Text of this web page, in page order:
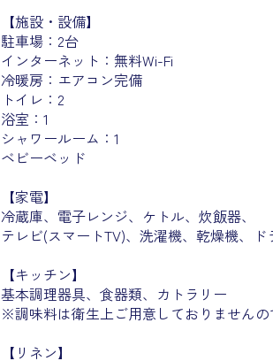
【施設・設備】
駐車場：2台
インターネット：無料Wi-Fi
冷暖房：エアコン完備
トイレ：2
浴室：1
シャワールーム：1
ベビーベッド
【家電】
冷蔵庫、電子レンジ、ケトル、炊飯器、
テレビ(スマートTV)、洗濯機、乾燥機、ド
【キッチン】
基本調理器具、食器類、カトラリー
※調味料は衛生上ご用意しておりません
【リネン】